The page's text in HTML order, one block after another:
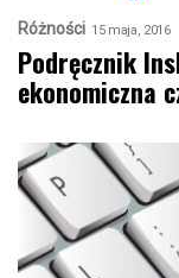
Różności 15 maja, 2016
Podręcznik
ekonomiczna